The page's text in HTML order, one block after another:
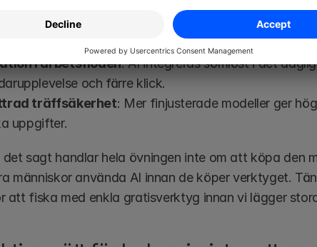
: Säkerställer att känslig information inte
i arbetsflöden: AI integreras sömlöst i det
och färre klick.
träffsäkerhet: Mer finjusterade modeller ger
uppgifter.
det sagt handlar hela övningen inte om att köpa den
människor använda AI innan de köper verktyget.
att fiska med enkla gratisverktyg innan vi lägger